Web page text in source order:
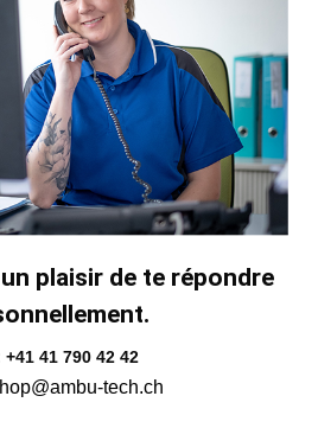
plaisir de te répondre
+41 41 790 42 42
tech.ch